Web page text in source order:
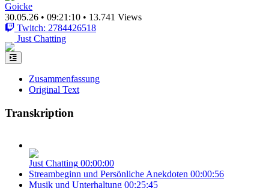
Goicke
30.05.26 • 09:21:10 • 13.741 Views
Twitch: 2784426518
Just Chatting
Zusammenfassung
Original Text
Transkription
Just Chatting 00:00:00
Streambeginn und Persönliche Anekdoten 00:00:56
Musik und Unterhaltung 00:25:45